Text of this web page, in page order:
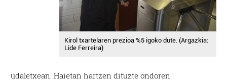
Kirol txartelaren prezioa %5 igoko dute. (Argazkia:
Lide Ferreira)
udaletxean. Haietan hartzen dituzte ondoren